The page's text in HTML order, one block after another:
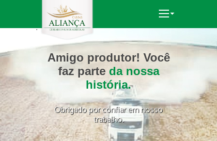
.
Amigo produtor! Você
faz parte da nossa
história.
Obrigado por confiar em nosso
trabalho.
.
Confie seu produto à
quem éparceiro sempre!
.
Levamos tecnologia e
produtividadeà sua
lavoura.
.
Ao lado do produtor em
todas as etapas da
produção.
.
TECNOLOGIAS DE
PONTA: trabalhamos
com as melhores
empresas para
conquistarexcelentes
resultados.